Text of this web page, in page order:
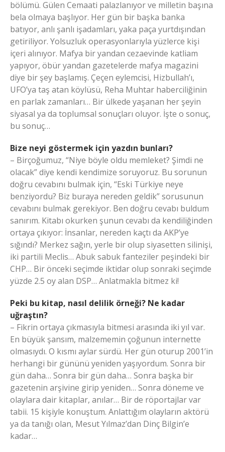
bölümü. Gülen Cemaati palazlanıyor ve milletin başına
bela olmaya başlıyor. Her gün bir başka banka
batıyor, anlı şanlı işadamları, yaka paça yurtdışından
getiriliyor. Yolsuzluk operasyonlarıyla yüzlerce kişi
içeri alınıyor. Mafya bir yandan cezaevinde katliam
yapıyor, öbür yandan gazetelerde mafya magazini
diye bir şey başlamış. Çeçen eylemcisi, Hizbullah’ı,
UFO’ya taş atan köylüsü, Reha Muhtar haberciliğinin
en parlak zamanları… Bir ülkede yaşanan her şeyin
siyasal ya da toplumsal sonuçları oluyor. İşte o sonuç,
bu sonuç…
Bize neyi göstermek için yazdın bunları?
– Birçoğumuz, “Niye böyle oldu memleket? Şimdi ne
olacak” diye kendi kendimize soruyoruz. Bu sorunun
doğru cevabını bulmak için, “Eski Türkiye neye
benziyordu? Biz buraya nereden geldik” sorusunun
cevabını bulmak gerekiyor. Ben doğru cevabı buldum
sanırım. Kitabı okurken şunun cevabı da kendiliğinden
ortaya çıkıyor: İnsanlar, nereden kaçtı da AKP’ye
sığındı? Merkez sağın, yerle bir olup siyasetten silinişi,
iki partili Meclis… Abuk sabuk fanteziler peşindeki bir
CHP… Bir önceki seçimde iktidar olup sonraki seçimde
yüzde 2.5 oy alan DSP… Anlatmakla bitmez ki!
Peki bu kitap, nasıl delilik örneği? Ne kadar
uğraştın?
– Fikrin ortaya çıkmasıyla bitmesi arasında iki yıl var.
En büyük şansım, malzememin çoğunun internette
olmasıydı. O kısmı aylar sürdü. Her gün oturup 2001’in
herhangi bir gününü yeniden yaşıyordum. Sonra bir
gün daha… Sonra bir gün daha… Sonra başka bir
gazetenin arşivine girip yeniden… Sonra döneme ve
olaylara dair kitaplar, anılar… Bir de röportajlar var
tabii. 15 kişiyle konuştum. Anlattığım olayların aktörü
ya da tanığı olan, Mesut Yılmaz’dan Dinç Bilgin’e
kadar…